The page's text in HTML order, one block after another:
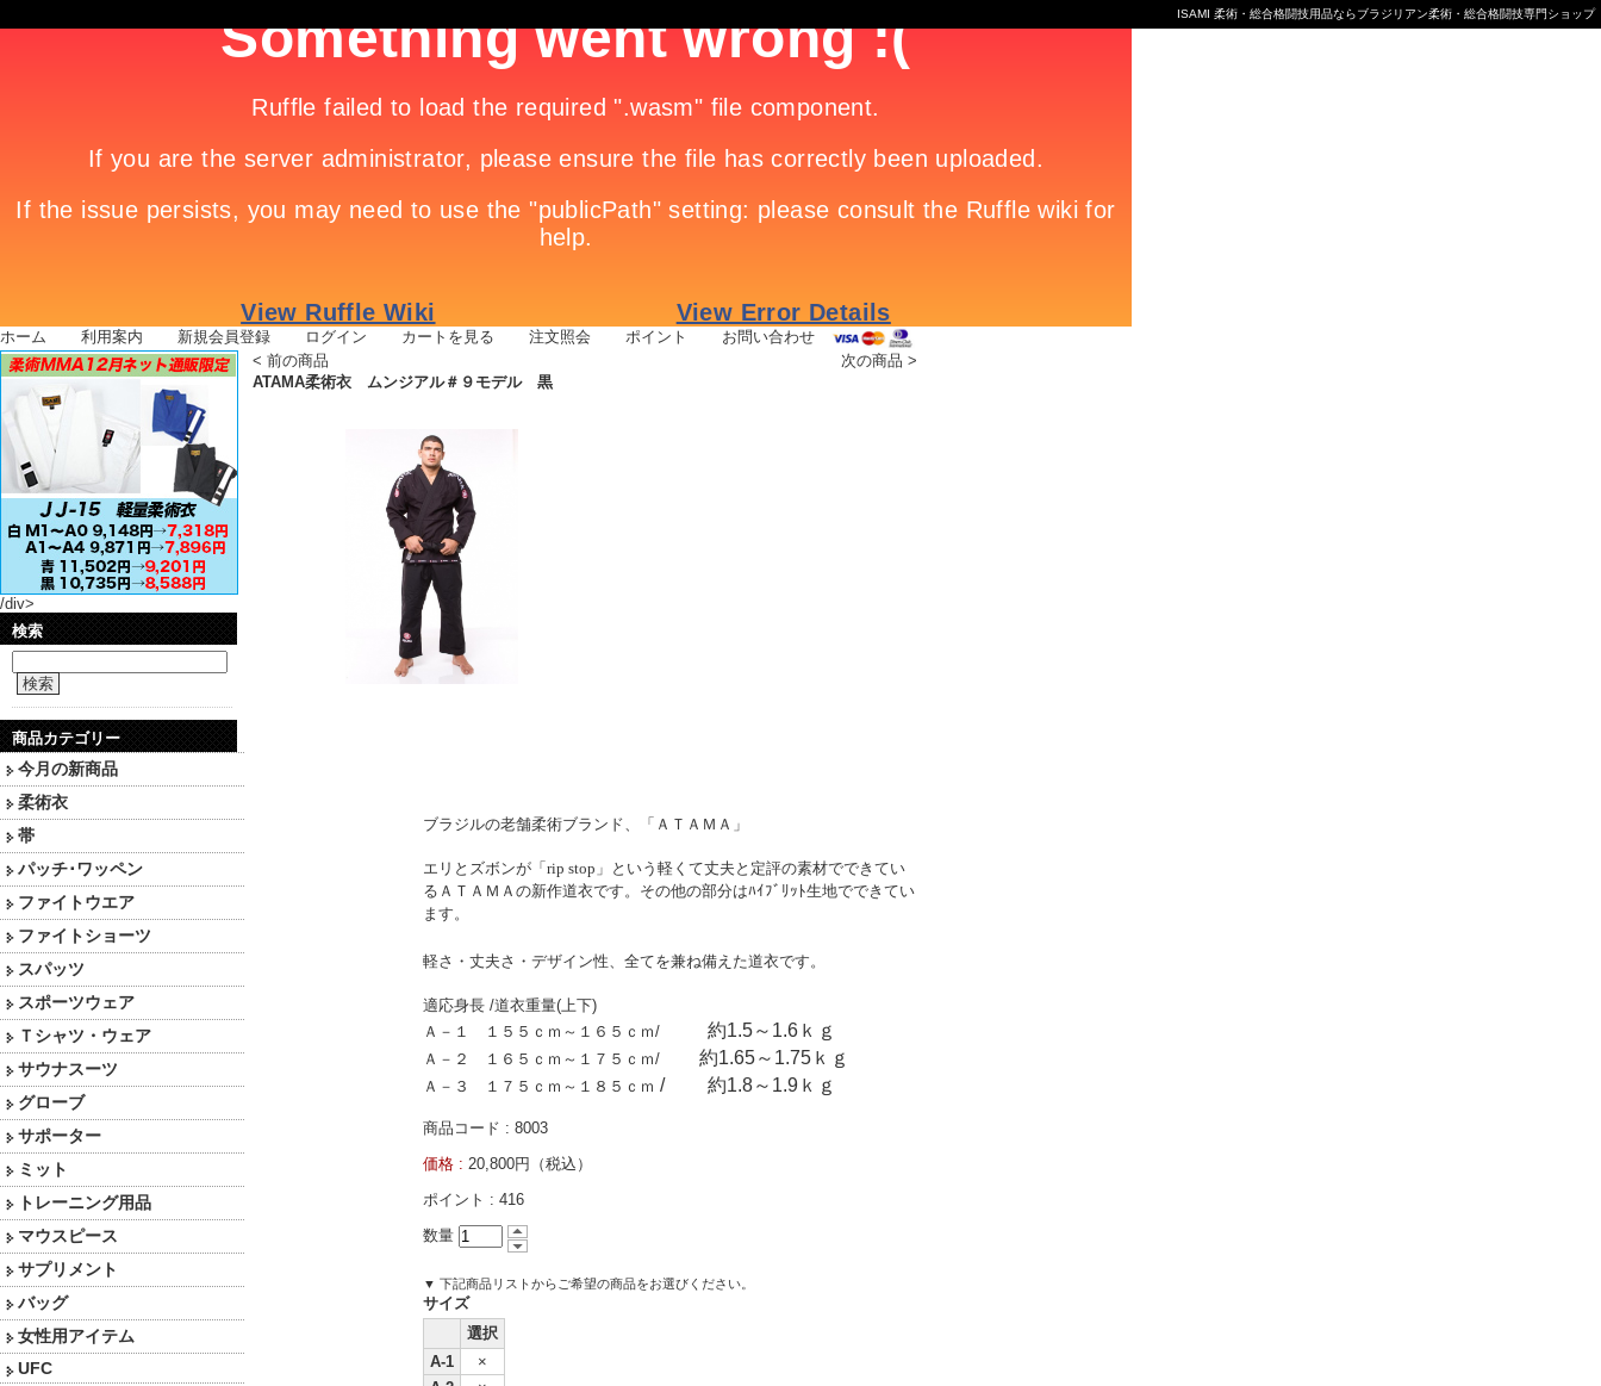
ISAMI 柔術・総合格闘技用品ならブラジリアン柔術・総合格闘技専門ショップ
ホーム 利用案内 新規会員登録 ログイン カートを見る 注文照会 ポイント お問い合わせ
/div>
検索
検索
商品カテゴリー
今月の新商品
柔術衣
帯
パッチ･ワッペン
ファイトウエア
ファイトショーツ
スパッツ
スポーツウェア
Ｔシャツ・ウェア
サウナスーツ
グローブ
サポーター
ミット
トレーニング用品
マウスピース
サプリメント
バッグ
女性用アイテム
UFC
< 前の商品 次の商品 >
ATAMA柔術衣 ムンジアル＃９モデル 黒
ブラジルの老舗柔術ブランド、「ＡＴＡＭＡ」
エリとズボンが「rip stop 」という軽くて丈夫と定評の素材でできてい
るＡＴＡＭＡの新作道衣です。その他の部分はﾊｲﾌﾞﾘｯﾄ生地でできてい
ます。
軽さ・丈夫さ・デザイン性、全てを兼ね備えた道衣です。
適応身長 /道衣重量(上下)
Ａ－１ １５５ｃｍ～１６５ｃｍ/ 約1.5～ 1.6 ｋｇ
Ａ－２ １６５ｃｍ～１７５ｃｍ/ 約1.65～ 1.75 ｋｇ
Ａ－３ １７５ｃｍ～１８５ｃｍ / 約1.8～ 1.9 ｋｇ
商品コード : 8003
価格 : 20,800円（税込）
ポイント : 416
数量
▼ 下記商品リストからご希望の商品をお選びください。
サイズ
選択
A-1
×